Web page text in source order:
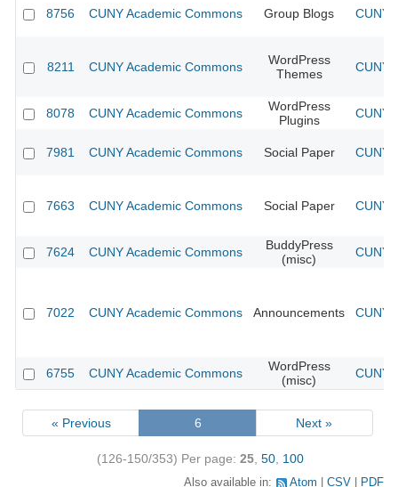
8756 CUNY Academic Commons Group Blogs CUNY
8211 CUNY Academic Commons
WordPress
Themes
CUNY
8078 CUNY Academic Commons
WordPress
Plugins
CUNY
7981 CUNY Academic Commons Social Paper CUNY
7663 CUNY Academic Commons Social Paper CUNY
7624 CUNY Academic Commons
BuddyPress
(misc)
CUNY
7022 CUNY Academic Commons Announcements CUNY
6755 CUNY Academic Commons
WordPress
(misc)
CUNY
« Previous 6 Next »
(126-150/353) Per page: 25 50 100
Also available in: Atom CSV PDF